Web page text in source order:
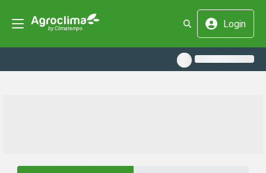
Login